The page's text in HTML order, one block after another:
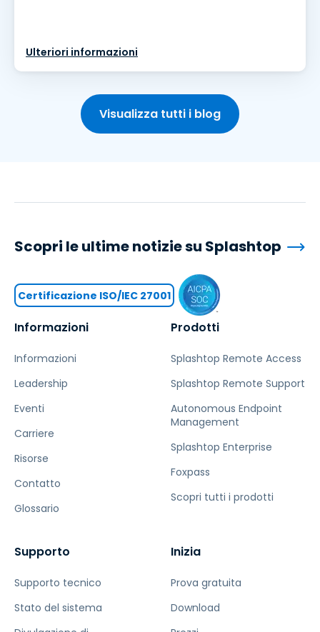
Ulteriori informazioni
Visualizza tutti i blog
Informazioni
Informazioni
Leadership
Eventi
Carriere
Risorse
Contatto
Glossario
Prodotti
Splashtop Remote Access
Splashtop Remote Support
Autonomous Endpoint
Management
Splashtop Enterprise
Foxpass
Scopri tutti i prodotti
Supporto
Supporto tecnico
Stato del sistema
Inizia
Prova gratuita
Download
Scopri le ultime notizie su Splashtop
Certificazione ISO/IEC 27001